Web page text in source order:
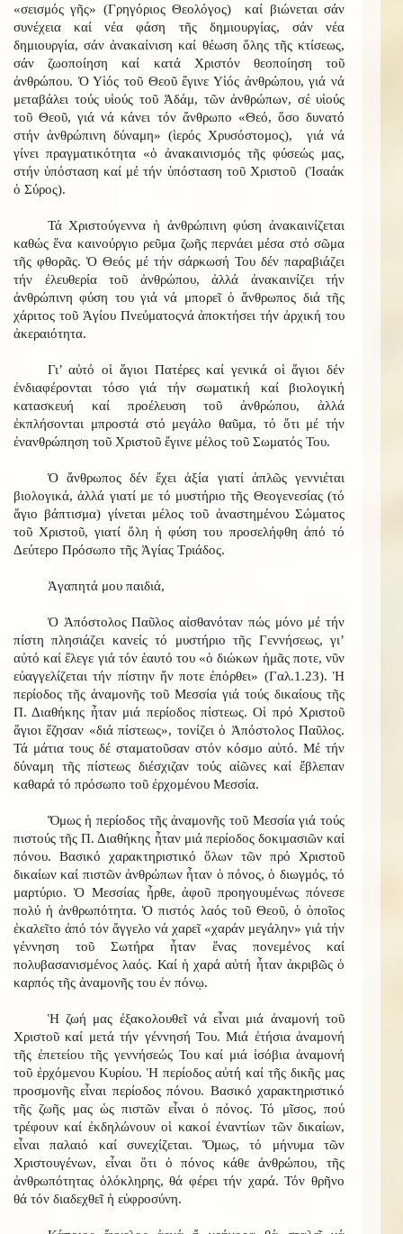
«σεισμός γῆς» (Γρηγόριος Θεολόγος) καί βιώνεται σάν
συνέχεια καί νέα φάση τῆς δημιουργίας, σάν νέα
δημιουργία, σάν ἀνακαίνιση καί θέωση ὅλης τῆς κτίσεως,
σάν ζωοποίηση καί κατά Χριστόν θεοποίηση τοῦ
ἀνθρώπου. Ὁ Υἱός τοῦ Θεοῦ ἔγινε Υἱός ἀνθρώπου, γιά νά
μεταβάλει τούς υἱούς τοῦ Ἀδάμ, τῶν ἀνθρώπων, σέ υἱούς
τοῦ Θεοῦ, γιά νά κάνει τόν ἄνθρωπο «Θεό, ὅσο δυνατό
στήν ἀνθρώπινη δύναμη» (ἱερός Χρυσόστομος), γιά νά
γίνει πραγματικότητα «ὁ ἀνακαινισμός τῆς φύσεώς μας,
στήν ὑπόσταση καί μέ τήν ὑπόσταση τοῦ Χριστοῦ (Ἰσαάκ
ὁ Σύρος).
Τά Χριστούγεννα ἡ ἀνθρώπινη φύση ἀνακαινίζεται
καθώς ἕνα καινούργιο ρεῦμα ζωῆς περνάει μέσα στό σῶμα
τῆς φθορᾶς. Ὁ Θεός μέ τήν σάρκωσή Του δέν παραβιάζει
τήν ἐλευθερία τοῦ ἀνθρώπου, ἀλλά ἀνακαινίζει τήν
ἀνθρώπινη φύση του γιά νά μπορεῖ ὁ ἄνθρωπος διά τῆς
χάριτος τοῦ Ἁγίου Πνεύματοςνά ἀποκτήσει τήν ἀρχική του
ἀκεραιότητα.
Γι’ αὐτό οἱ ἅγιοι Πατέρες καί γενικά οἱ ἅγιοι δέν
ἐνδιαφέρονται τόσο γιά τήν σωματική καί βιολογική
κατασκευή καί προέλευση τοῦ ἀνθρώπου, ἀλλά
ἐκπλήσονται μπροστά στό μεγάλο θαῦμα, τό ὅτι μέ τήν
ἐνανθρώπηση τοῦ Χριστοῦ ἔγινε μέλος τοῦ Σωματός Του.
Ὁ ἄνθρωπος δέν ἔχει ἀξία γιατί ἁπλῶς γεννιέται
βιολογικά, ἀλλά γιατί με τό μυστήριο τῆς Θεογενεσίας (τό
ἅγιο βάπτισμα) γίνεται μέλος τοῦ ἀναστημένου Σώματος
τοῦ Χριστοῦ, γιατί ὅλη ἡ φύση του προσελήφθη ἀπό τό
Δεύτερο Πρόσωπο τῆς Ἁγίας Τριάδος.
Ἀγαπητά μου παιδιά,
Ὁ Ἀπόστολος Παῦλος αἰσθανόταν πώς μόνο μέ τήν
πίστη πλησιάζει κανείς τό μυστήριο τῆς Γεννήσεως, γι’
αὐτό καί ἔλεγε γιά τόν ἑαυτό του «ὁ διώκων ἡμᾶς ποτε, νῦν
εὐαγγελίζεται τήν πίστην ἥν ποτε ἐπόρθει» (Γαλ.1.23). Ἡ
περίοδος τῆς ἀναμονῆς τοῦ Μεσσία γιά τούς δικαίους τῆς
Π. Διαθήκης ἦταν μιά περίοδος πίστεως. Οἱ πρό Χριστοῦ
ἅγιοι ἔζησαν «διά πίστεως», τονίζει ὁ Ἀπόστολος Παῦλος.
Τά μάτια τους δέ σταματοῦσαν στόν κόσμο αὐτό. Μέ τήν
δύναμη τῆς πίστεως διέσχιζαν τούς αἰῶνες καί ἔβλεπαν
καθαρά τό πρόσωπο τοῦ ἐρχομένου Μεσσία.
Ὅμως ἡ περίοδος τῆς ἀναμονῆς τοῦ Μεσσία γιά τούς
πιστούς τῆς Π. Διαθήκης ἦταν μιά περίοδος δοκιμασιῶν καί
πόνου. Βασικό χαρακτηριστικό ὅλων τῶν πρό Χριστοῦ
δικαίων καί πιστῶν ἀνθρώπων ἦταν ὁ πόνος, ὁ διωγμός, τό
μαρτύριο. Ὁ Μεσσίας ἦρθε, ἀφοῦ προηγουμένως πόνεσε
πολύ ἡ ἀνθρωπότητα. Ὁ πιστός λαός τοῦ Θεοῦ, ὁ ὁποῖος
ἐκαλεῖτο ἀπό τόν ἄγγελο νά χαρεῖ «χαράν μεγάλην» γιά τήν
γέννηση τοῦ Σωτήρα ἦταν ἕνας πονεμένος καί
πολυβασανισμένος λαός. Καί ἡ χαρά αὐτή ἦταν ἀκριβῶς ὁ
καρπός τῆς ἀναμονῆς του ἐν πόνῳ.
Ἡ ζωή μας ἐξακολουθεῖ νά εἶναι μιά ἀναμονή τοῦ
Χριστοῦ καί μετά τήν γέννησή Του. Μιά ἐτήσια ἀναμονή
τῆς ἐπετείου τῆς γεννήσεώς Του καί μιά ἰσόβια ἀναμονή
τοῦ ἐρχόμενου Κυρίου. Ἡ περίοδος αὐτή καί τῆς δικῆς μας
προσμονῆς εἶναι περίοδος πόνου. Βασικό χαρακτηριστικό
τῆς ζωῆς μας ὡς πιστῶν εἶναι ὁ πόνος. Τό μῖσος, πού
τρέφουν καί ἐκδηλώνουν οἱ κακοί ἐναντίων τῶν δικαίων,
εἶναι παλαιό καί συνεχίζεται. Ὅμως, τό μήνυμα τῶν
Χριστουγένων, εἶναι ὅτι ὁ πόνος κάθε ἀνθρώπου, τῆς
ἀνθρωπότητας ὁλόκληρης, θά φέρει τήν χαρά. Τόν θρῆνο
θά τόν διαδεχθεῖ ἡ εὐφροσύνη.